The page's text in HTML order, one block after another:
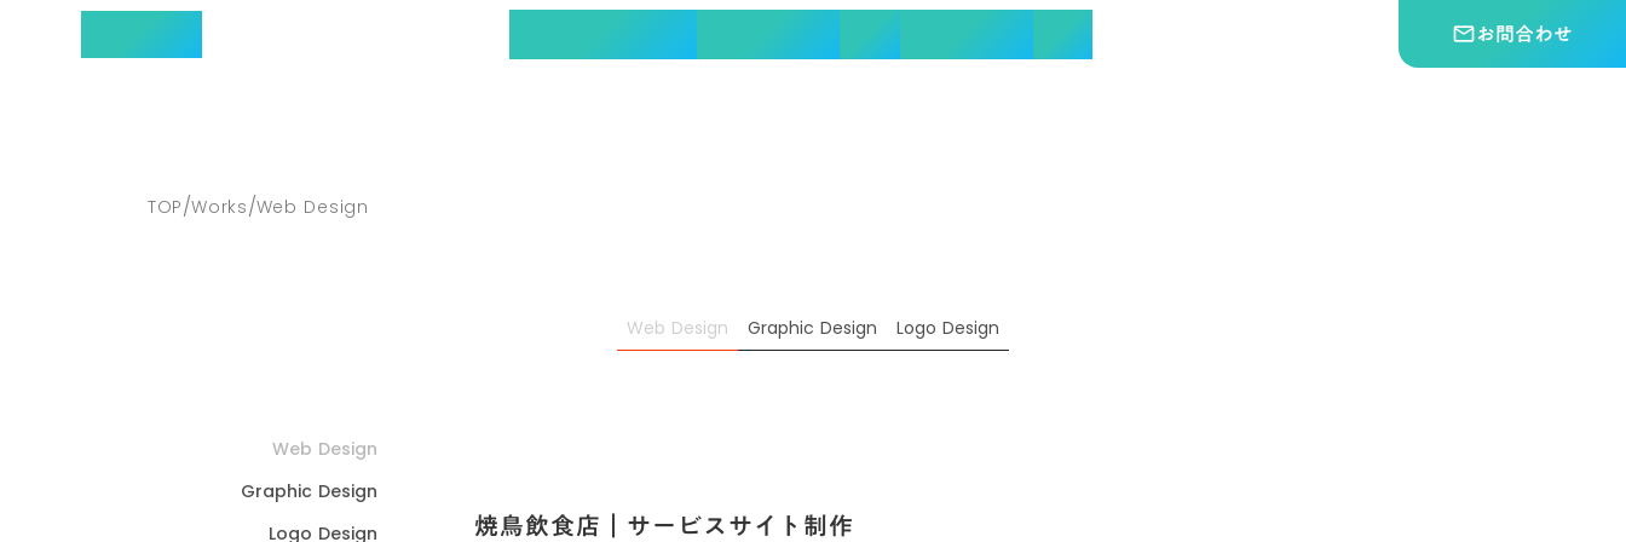
集客効果を最大化する 料金 FAQ mail_outlineお問合わせ
TOP/Works/Web Design
Web Design Graphic Design Logo Design
Web Design
Graphic Design
Logo Design
焼鳥飲食店｜サービスサイト制作